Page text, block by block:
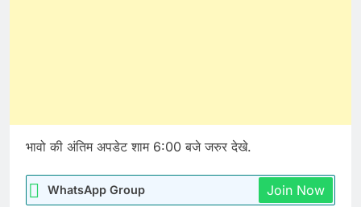
भावो की अंतिम अपडेट शाम 6:00 बजे जरुर देखे.
WhatsApp Group Join Now